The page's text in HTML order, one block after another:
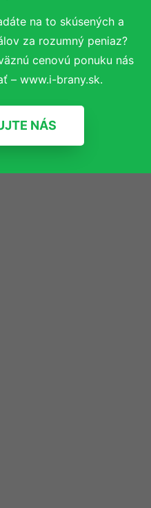
na to skúsených a
za rozumný peniaz?
cenovú ponuku nás
– www.i-brany.sk.
NÁS